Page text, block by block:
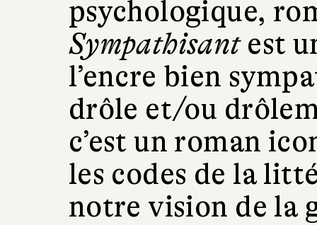
psychologique,
Sympathisantest
l’encre bien
drôle et/ou
c’est un roman
les codes de la
notre vision de la